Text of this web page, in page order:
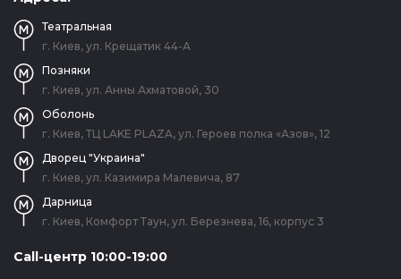
Театральная
г. Киев, ул. Крещатик 44-А
Позняки
г. Киев, ул. Анны Ахматовой, 30
Оболонь
г. Киев, ТЦ LAKE PLAZA, ул. Героев полка «Азов», 12
Дворец "Украина"
г. Киев, ул. Казимира Малевича, 87
Дарница
г. Киев, Комфорт Таун, ул. Березнева, 16, корпус 3
Call-центр 10:00-19:00